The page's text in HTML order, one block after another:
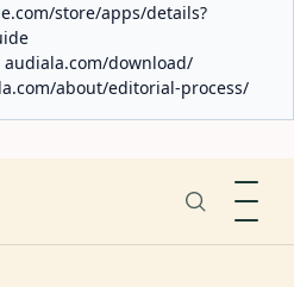
store/apps/details?
audiala.com/download/
about/editorial-process/